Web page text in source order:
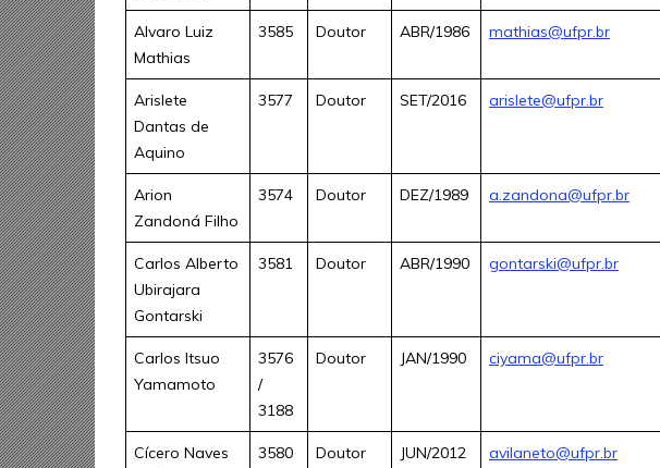
Alvaro Luiz
Mathias
3585 Doutor ABR/1986 mathias@ufpr.br
Arislete
Dantas de
Aquino
3577 Doutor SET/2016 arislete@ufpr.br
Arion
Zandoná Filho
3574 Doutor DEZ/1989 a.zandona@ufpr.br
Carlos Alberto
Ubirajara
Gontarski
3581 Doutor ABR/1990 gontarski@ufpr.br
Carlos Itsuo
Yamamoto
3576
/
3188
Doutor JAN/1990 ciyama@ufpr.br
Cícero Naves
3580 Doutor JUN/2012 avilaneto@ufpr.br